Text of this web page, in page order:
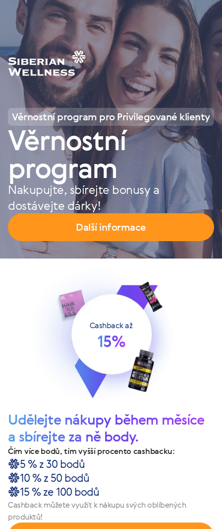
Věrnostní program pro Privilegované klienty
Věrnostní
program
Nakupujte, sbírejte bonusy a
dostávejte dárky!
Další informace
Cashback až
15%
Udělejte nákupy během měsíce
a sbírejte za ně body.
Čím více bodů, tím vyšší procento cashbacku:
5 % z 30 bodů
10 % z 50 bodů
15 % ze 100 bodů
Cashback můžete využít k nákupu svých oblíbených
produktů!